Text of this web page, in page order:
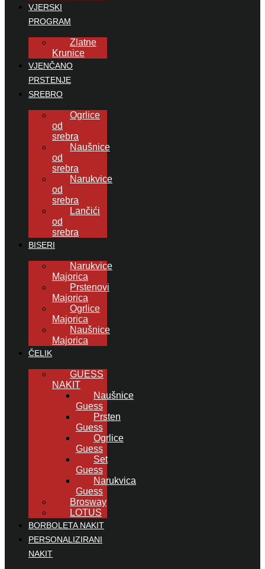
VJERSKI
PROGRAM
Zlatne
Krunice
VJENČANO
PRSTENJE
SREBRO
Ogrlice
od
srebra
Naušnice
od
srebra
Narukvice
od
srebra
Lančići
od
srebra
BISERI
Narukvice
Majorica
Prstenovi
Majorica
Ogrlice
Majorica
Naušnice
Majorica
ČELIK
GUESS
NAKIT
Naušnice
Guess
Prsten
Guess
Ogrlice
Guess
Set
Guess
Narukvica
Guess
Brosway
LOTUS
BORBOLETA NAKIT
PERSONALIZIRANI
NAKIT